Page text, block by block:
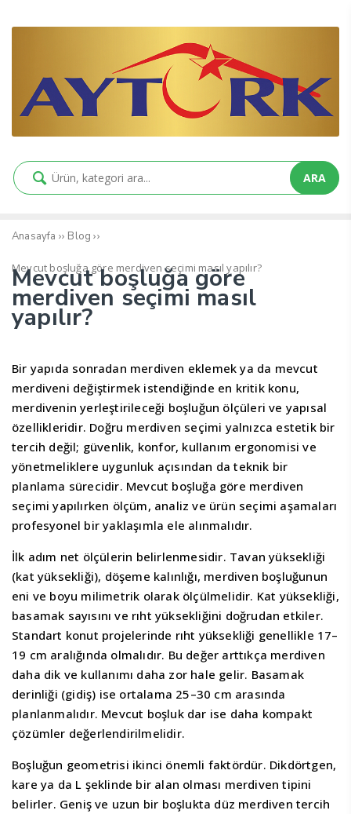
ARA
Anasayfa ›› Blog ››
Mevcut boşluğa göre merdiven seçimi masıl yapılır?
Mevcut boşluğa göre
merdiven seçimi masıl
yapılır?
Bir yapıda sonradan merdiven eklemek ya da mevcut
merdiveni değiştirmek istendiğinde en kritik konu,
merdivenin yerleştirileceği boşluğun ölçüleri ve yapısal
özellikleridir. Doğru merdiven seçimi yalnızca estetik bir
tercih değil; güvenlik, konfor, kullanım ergonomisi ve
yönetmeliklere uygunluk açısından da teknik bir
planlama sürecidir. Mevcut boşluğa göre merdiven
seçimi yapılırken ölçüm, analiz ve ürün seçimi aşamaları
profesyonel bir yaklaşımla ele alınmalıdır.
İlk adım net ölçülerin belirlenmesidir. Tavan yüksekliği
(kat yüksekliği), döşeme kalınlığı, merdiven boşluğunun
eni ve boyu milimetrik olarak ölçülmelidir. Kat yüksekliği,
basamak sayısını ve rıht yüksekliğini doğrudan etkiler.
Standart konut projelerinde rıht yüksekliği genellikle 17–
19 cm aralığında olmalıdır. Bu değer arttıkça merdiven
daha dik ve kullanımı daha zor hale gelir. Basamak
derinliği (gidiş) ise ortalama 25–30 cm arasında
planlanmalıdır. Mevcut boşluk dar ise daha kompakt
çözümler değerlendirilmelidir.
Boşluğun geometrisi ikinci önemli faktördür. Dikdörtgen,
kare ya da L şeklinde bir alan olması merdiven tipini
belirler. Geniş ve uzun bir boşlukta düz merdiven tercih